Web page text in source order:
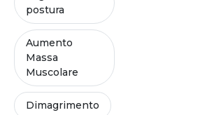
postura
Aumento
Massa
Muscolare
Dimagrimento